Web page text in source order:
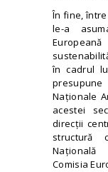
În fine,
le-a
în cadrul
Naționale
acestei
direcții
structură
Națională
Comisia